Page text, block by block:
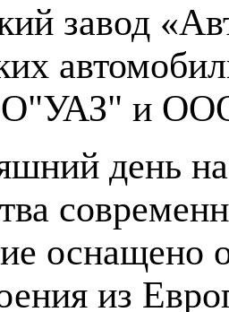
завод
и ООО
день
оснащено
из